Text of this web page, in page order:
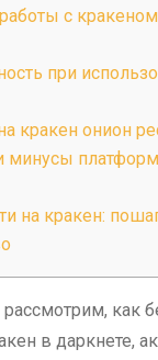
с
при
кракен онион
минусы
на кракен:
как
в даркнете,